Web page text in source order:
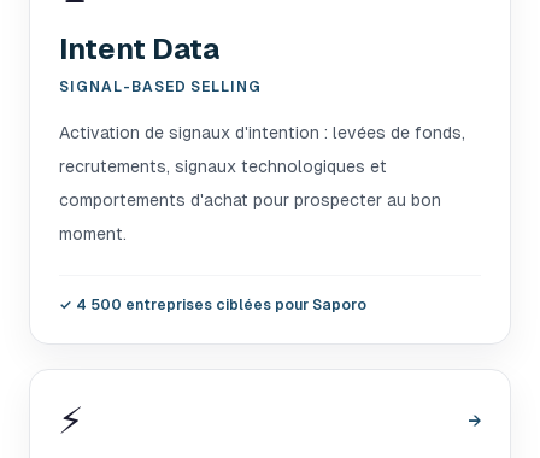
Intent Data
SIGNAL-BASED SELLING
Activation de signaux d'intention : levées de fonds,
recrutements, signaux technologiques et
comportements d'achat pour prospecter au bon
moment.
✓ 4 500 entreprises ciblées pour Saporo
⚡ →